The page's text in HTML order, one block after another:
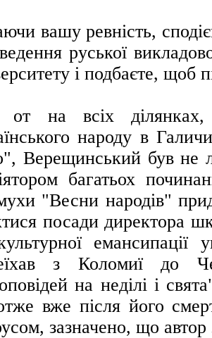
вашу ревність,
руської
і подбаєте, щоб
от на всіх ділянках,
народу в
Верещинський був не
багатьох
"Весни народів"
посади директора
емансипації
з Коломиї до
на неділі і
вже після його
зазначено, що